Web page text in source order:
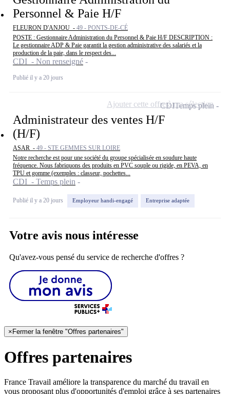
Personnel & Paie H/F
FLEURON D'ANJOU - 49 - PONTS-DE-CÉ
POSTE : Gestionnaire Administration du Personnel & Paie H/F DESCRIPTION :
Le gestionnaire ADP & Paie garantit la gestion administrative des salariés et la
production de la paie, dans le respect des...
CDI - Non renseigné
Publié il y a 20 jours
Administrateur des ventes H/F
(H/F)
ASAR - 49 - STE GEMMES SUR LOIRE
Notre recherche est pour une société du groupe spécialisée en soudure haute
fréquence. Nous fabriquons des produits en PVC souple ou rigide, en PEVA, en
TPU et gomme (exemples : classeur, pochettes...
CDI - Temps plein
Publié il y a 20 jours Employeur handi-engagé Entreprise adaptée
CDITemps plein
Ajouter cette offre à ma sélection
Votre avis nous intéresse
Qu'avez-vous pensé du service de recherche d'offres ?
×Fermer la fenêtre "Offres partenaires"
Offres partenaires
France Travail améliore la transparence du marché du travail en
vous proposant plus d'opportunités d'emploi grâce à ses partenaires